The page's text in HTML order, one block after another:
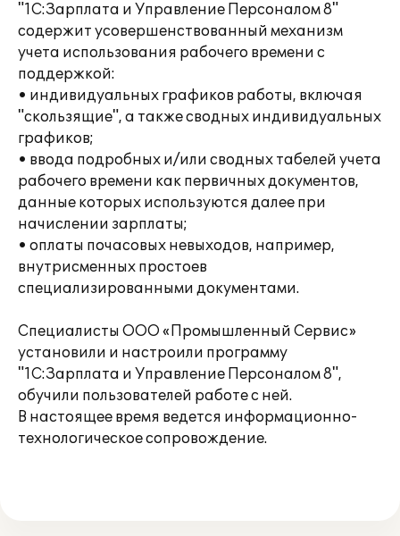
"1С:Зарплата и Управление Персоналом 8"
содержит усовершенствованный механизм
учета использования рабочего времени с
поддержкой:
• индивидуальных графиков работы, включая
"скользящие", а также сводных индивидуальных
графиков;
• ввода подробных и/или сводных табелей учета
рабочего времени как первичных документов,
данные которых используются далее при
начислении зарплаты;
• оплаты почасовых невыходов, например,
внутрисменных простоев
специализированными документами.
Специалисты ООО «Промышленный Сервис»
установили и настроили программу
"1С:Зарплата и Управление Персоналом 8",
обучили пользователей работе с ней.
В настоящее время ведется информационно-
технологическое сопровождение.